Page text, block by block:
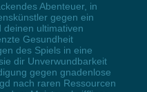
Abenteuer, in
gegen ein
ultimativen
Gesundheit
des Spiels in eine
dir Unverwundbarkeit
gegen gnadenlose
nach raren Ressourcen